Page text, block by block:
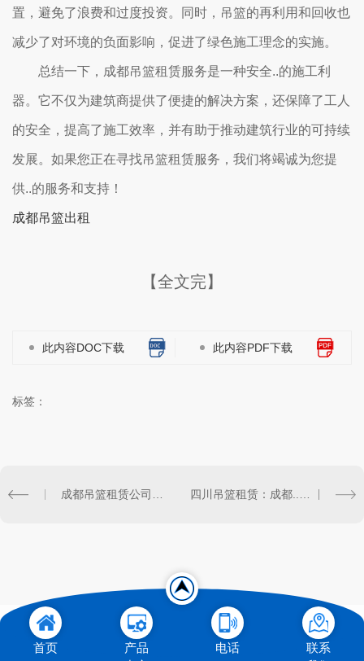
置，避免了浪费和过度投资。同时，吊篮的再利用和回收也
减少了对环境的负面影响，促进了绿色施工理念的实施。
总结一下，成都吊篮租赁服务是一种安全..的施工利
器。它不仅为建筑商提供了便捷的解决方案，还保障了工人
的安全，提高了施工效率，并有助于推动建筑行业的可持续
发展。如果您正在寻找吊篮租赁服务，我们将竭诚为您提
供..的服务和支持！
成都吊篮出租
【全文完】
此内容DOC下载 此内容PDF下载
标签：
首页
产品
电话
联系